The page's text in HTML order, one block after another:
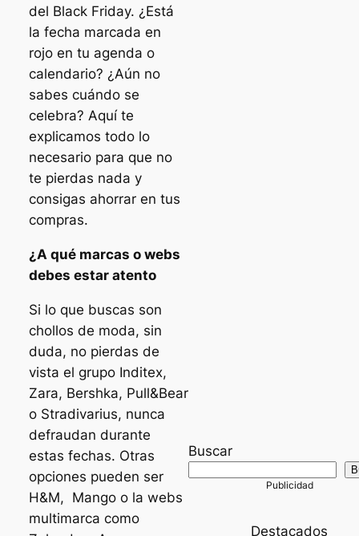
del Black Friday. ¿Está
la fecha marcada en
rojo en tu agenda o
calendario? ¿Aún no
sabes cuándo se
celebra? Aquí te
explicamos todo lo
necesario para que no
te pierdas nada y
consigas ahorrar en tus
compras.
¿A qué marcas o webs
debes estar atento
Si lo que buscas son
chollos de moda, sin
duda, no pierdas de
vista el grupo Inditex,
Zara, Bershka, Pull&Bear
o Stradivarius, nunca
defraudan durante
estas fechas. Otras
opciones pueden ser
H&M, Mango o la webs
multimarca como
Buscar
Destacados